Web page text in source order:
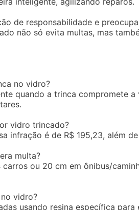
de responsabilidade e
não só evita multas, mas
no vidro?
quando a trinca compromete
vidro trincado?
infração é de R$ 195,23, além
multa?
carros ou 20 cm em ônibus/
vidro?
usando resina específica